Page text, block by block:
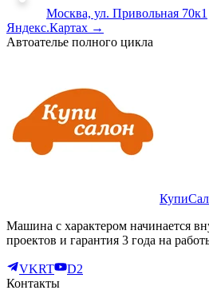
Москва, ул. Привольная 70к1
Яндекс.Картах →
Автоателье полного цикла
Машина с характером начинается
проектов и гарантия 3 года на
VKRT
D2
Контакты